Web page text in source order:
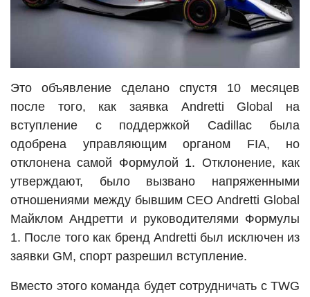
Это объявление сделано спустя 10 месяцев
после того, как заявка Andretti Global на
вступление с поддержкой Cadillac была
одобрена управляющим органом FIA, но
отклонена самой Формулой 1. Отклонение, как
утверждают, было вызвано напряженными
отношениями между бывшим CEO Andretti Global
Майклом Андретти и руководителями Формулы
1. После того как бренд Andretti был исключен из
заявки GM, спорт разрешил вступление.
Вместо этого команда будет сотрудничать с TWG